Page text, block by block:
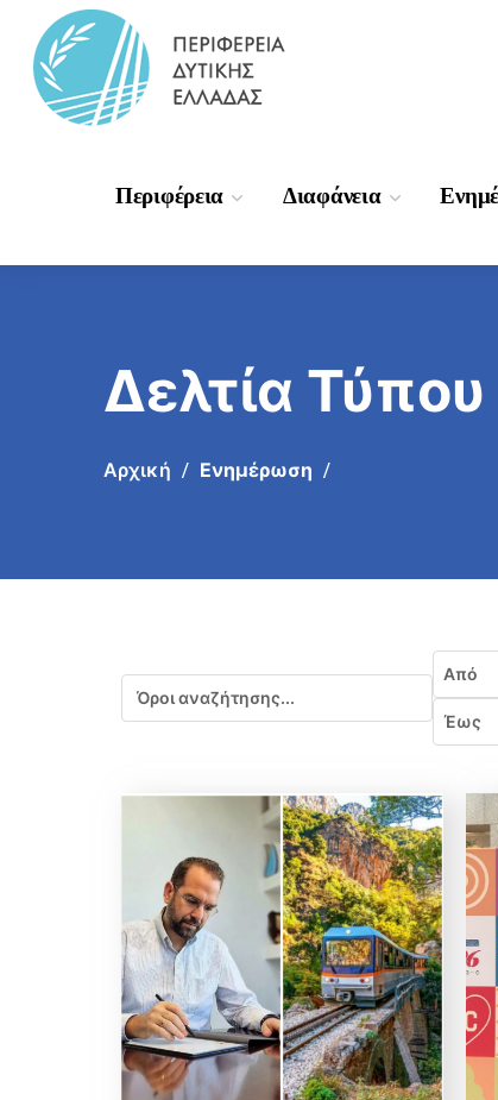
Περιφέρεια Διαφάνεια
Δελτία Τύπου
Αρχική Ενημέρωση
Αναζήτηση
Από
Έως